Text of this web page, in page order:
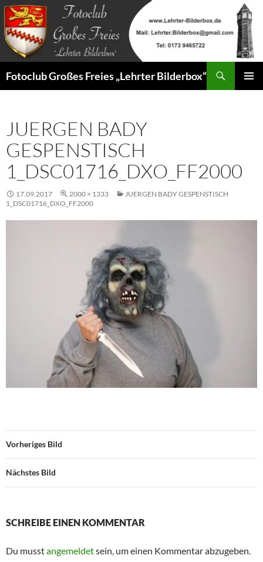
Zum
Inhalt
springen
Fotoclub Großes Freies „Lehrter Bilderbox“
JUERGEN BADY
GESPENSTISCH
1_DSC01716_DXO_FF2000
17.09.2017 2000 × 1333
JUERGEN BADY GESPENSTISCH
1_DSC01716_DXO_FF2000
Vorheriges Bild
Nächstes Bild
SCHREIBE EINEN KOMMENTAR
Du musstangemeldetsein, um einen Kommentar abzugeben.